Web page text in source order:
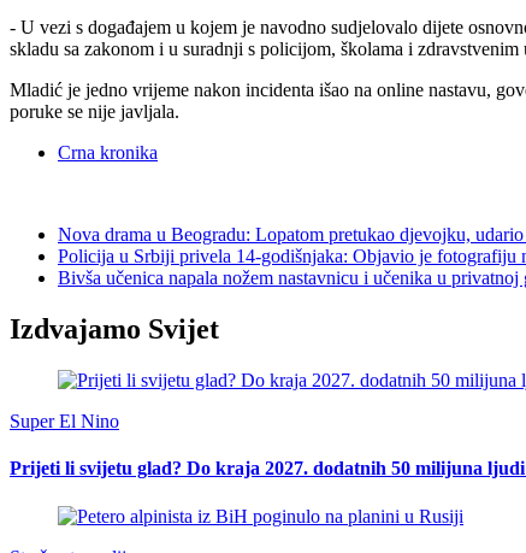
- U vezi s događajem u kojem je navodno sudjelovalo dijete
skladu sa zakonom i u suradnji s policijom, školama i
Mladić je jedno vrijeme nakon incidenta išao na online nastavu,
poruke se nije javljala.
Crna kronika
Nova drama u Beogradu: Lopatom pretukao djevojku,
Policija u Srbiji privela 14-godišnjaka: Objavio je fotografiju
Bivša učenica napala nožem nastavnicu i učenika u privatnoj
Izdvajamo Svijet
Super El Nino
Prijeti li svijetu glad? Do kraja 2027. dodatnih 50 milijuna